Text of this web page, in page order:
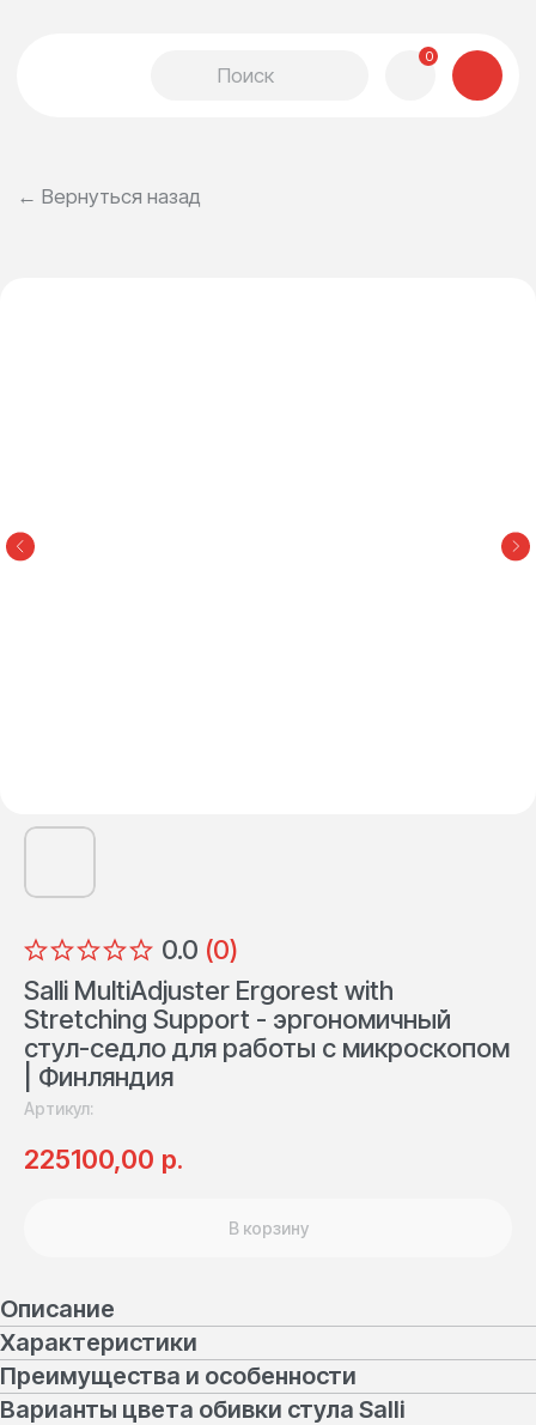
0.0 (0)
Salli MultiAdjuster Ergorest with
Stretching Support - эргономичный
стул-седло для работы с микроскопом
| Финляндия
Артикул:
225100,00 р.
В корзину
Описание
Характеристики
Преимущества и особенности
Варианты цвета обивки стула Salli